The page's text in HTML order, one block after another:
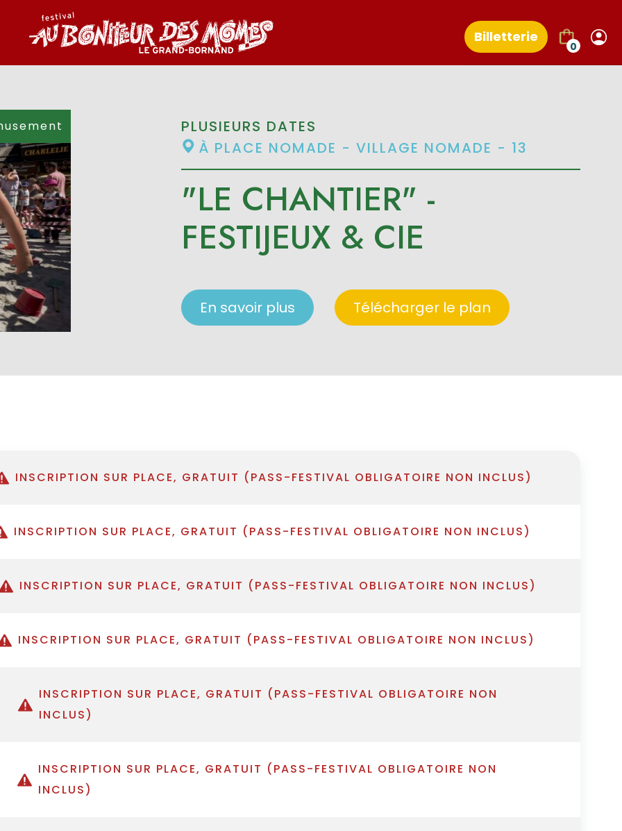
Billetterie
0
PLUSIEURS DATES
À PLACE NOMADE - VILLAGE NOMADE - 13
"LE CHANTIER" -
FESTIJEUX & CIE
Télécharger le plan
En savoir plus
INSCRIPTION SUR PLACE, GRATUIT (PASS-FESTIVAL OBLIGATOIRE NON INCLUS)
INSCRIPTION SUR PLACE, GRATUIT (PASS-FESTIVAL OBLIGATOIRE NON INCLUS)
INSCRIPTION SUR PLACE, GRATUIT (PASS-FESTIVAL OBLIGATOIRE NON INCLUS)
INSCRIPTION SUR PLACE, GRATUIT (PASS-FESTIVAL OBLIGATOIRE NON INCLUS)
INSCRIPTION SUR PLACE, GRATUIT (PASS-FESTIVAL OBLIGATOIRE NON
INCLUS)
INSCRIPTION SUR PLACE, GRATUIT (PASS-FESTIVAL OBLIGATOIRE NON
INCLUS)